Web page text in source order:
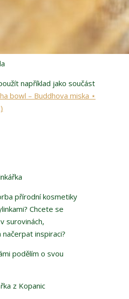
například jako součást
bowl – Buddhova miska ⋆
přírodní kosmetiky
Chcete se
surovinách,
inspiraci?
podělím o svou
z Kopanic